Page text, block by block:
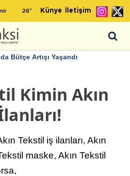
26° Künye İletişim
Bütçe Artışı Yaşandı
Kimin Akın
Tekstil iş ilanları, Akın
maske, Akın Tekstil